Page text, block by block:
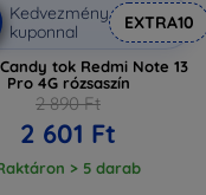
Kedvezmény
kuponnal
EXTRA10
tok Redmi Note 13
Pro 4G rózsaszín
2 890 Ft
2 601 Ft
> 5 darab